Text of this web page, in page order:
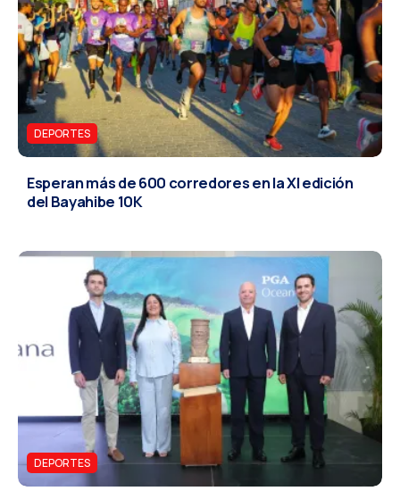
DEPORTES
Esperan más de 600 corredores en la XI edición
del Bayahibe 10K
DEPORTES